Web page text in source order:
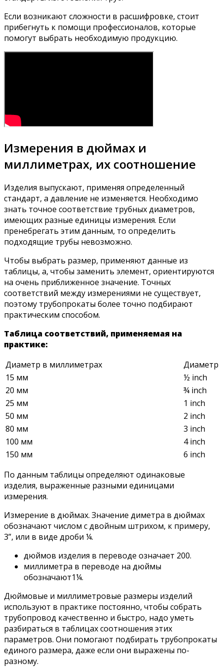
Если возникают сложности в расшифровке, стоит
прибегнуть к помощи профессионалов, которые
помогут выбрать необходимую продукцию.
Измерения в дюймах и
миллиметрах, их соотношение
Изделия выпускают, применяя определенный
стандарт, а давление не изменяется. Необходимо
знать точное соответствие трубных диаметров,
имеющих разные единицы измерения. Если
пренебрегать этим данным, то определить
подходящие трубы невозможно.
Чтобы выбрать размер, применяют данные из
таблицы, а, чтобы заменить элемент, ориентируются
на очень приближенное значение. Точных
соответствий между измерениями не существует,
поэтому трубопрокаты более точно подбирают
практическим способом.
Таблица соответствий, применяемая на
практике:
Диаметр в миллиметрах
15 мм
½ inch
20 мм
¾ inch
25 мм
1 inch
50 мм
2 inch
80 мм
3 inch
100 мм
4 inch
150 мм
6 inch
По данным таблицы определяют одинаковые
изделия, выраженные разными единицами
измерения.
Измерение в дюймах. Значение диметра в дюймах
обозначают числом с двойным штрихом, к примеру,
3”, или в виде дроби ¼.
дюймов изделия в переводе означает 200.
миллиметра в переводе на дюймы
обозначают1¼.
Дюймовые и миллиметровые размеры изделий
используют в практике постоянно, чтобы собрать
трубопровод качественно и быстро, надо уметь
разбираться в таблицах соотношения этих
параметров. Они помогают подбирать трубопрокаты
единого размера, даже если они выражены по-
разному.